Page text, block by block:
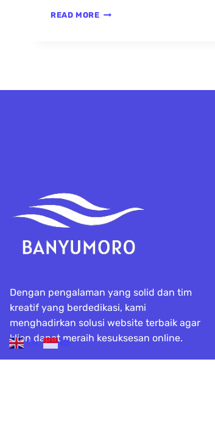
READ MORE
Dengan pengalaman yang solid dan tim
kreatif yang berdedikasi, kami
menghadirkan solusi website terbaik agar
klien dapat meraih kesuksesan online.
EN ID